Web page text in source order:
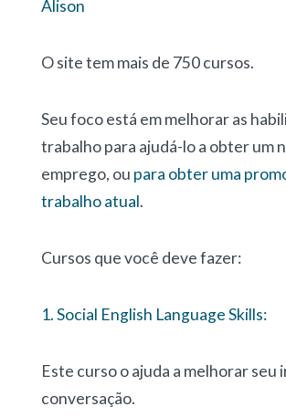
Alison
O site tem mais de 750 cursos.
Seu foco está em melhorar as
trabalho para ajudá-lo a obter um
emprego, ou para obter uma
trabalho atual.
Cursos que você deve fazer:
1. Social English Language Skills:
Este curso o ajuda a melhorar seu
conversação.